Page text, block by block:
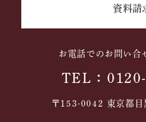
資料請
お電話でのお問い合
TEL：
〒153-0042 東京都目